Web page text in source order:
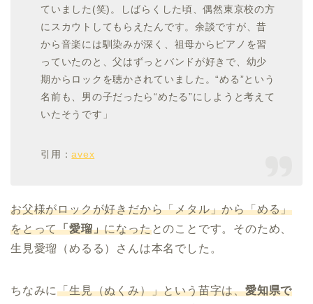
ていました(笑)。しばらくした頃、偶然東京校の方
にスカウトしてもらえたんです。余談ですが、昔
から音楽には馴染みが深く、祖母からピアノを習
っていたのと、父はずっとバンドが好きで、幼少
期からロックを聴かされていました。“める”という
名前も、男の子だったら“めたる”にしようと考えて
いたそうです」
引用：avex
お父様がロックが好きだから「メタル」から「める」
をとって「愛瑠」になったとのことです。そのため、
生見愛瑠（めるる）さんは本名でした。
ちなみに「生見（ぬくみ）」という苗字は、愛知県で